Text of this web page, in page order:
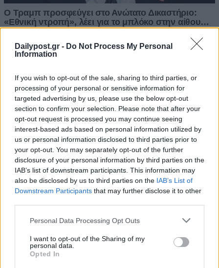
Dailypost.gr - Do Not Process My Personal
Information
If you wish to opt-out of the sale, sharing to third parties, or
processing of your personal or sensitive information for
targeted advertising by us, please use the below opt-out
section to confirm your selection. Please note that after your
opt-out request is processed you may continue seeing
interest-based ads based on personal information utilized by
us or personal information disclosed to third parties prior to
your opt-out. You may separately opt-out of the further
disclosure of your personal information by third parties on the
IAB’s list of downstream participants. This information may
also be disclosed by us to third parties on the IAB’s List of
Downstream Participants that may further disclose it to other
Personal Data Processing Opt Outs
I want to opt-out of the Sharing of my
personal data.
Opted In